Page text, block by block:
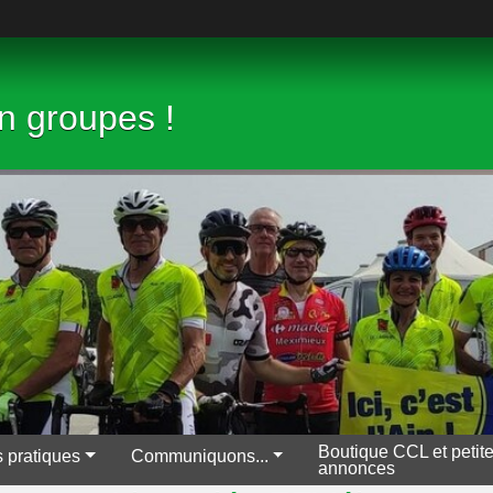
groupes !
pratiques Communiquons...
Boutique CCL et
annonces